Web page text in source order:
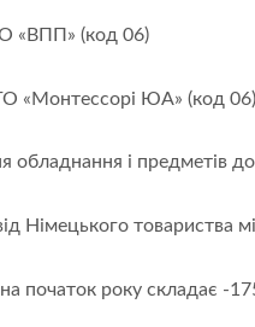
«ВПП» (код 06)
«Монтессорі ЮА» (код 06)
і предметів
Німецького товариства
початок року складає -